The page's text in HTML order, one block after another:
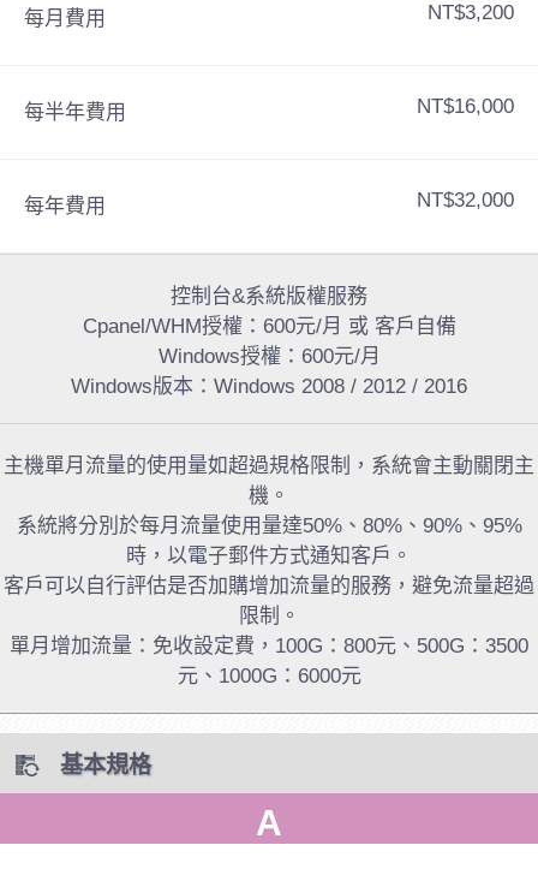
每月費用 NT$3,200
每半年費用 NT$16,000
每年費用 NT$32,000
控制台&系統版權服務
Cpanel/WHM授權：600元/月 或 客戶自備
Windows授權：600元/月
Windows版本：Windows 2008 / 2012 / 2016
主機單月流量的使用量如超過規格限制，系統會主動關閉主
機。
系統將分別於每月流量使用量達50%、80%、90%、95%
時，以電子郵件方式通知客戶。
客戶可以自行評估是否加購增加流量的服務，避免流量超過
限制。
單月增加流量：免收設定費，100G：800元、500G：3500
元、1000G：6000元
基本規格
A